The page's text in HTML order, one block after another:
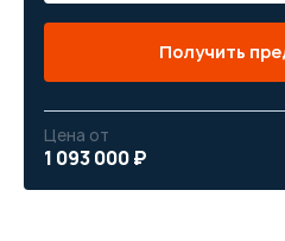
Получить
Цена от
1 093 000 ₽